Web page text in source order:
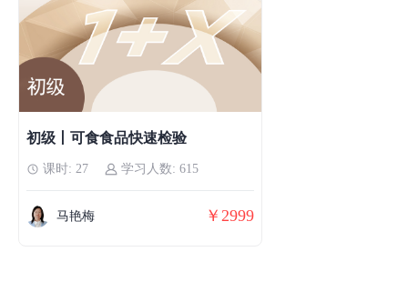
初级丨可食食品快速检验
课时: 27 学习人数: 615
马艳梅 ￥2999